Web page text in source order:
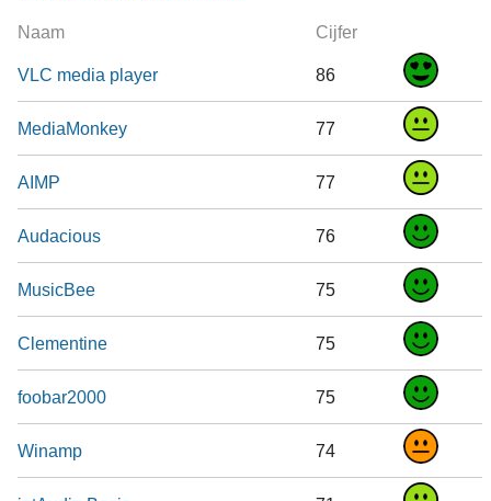
Naam Cijfer
VLC media player 86
MediaMonkey 77
AIMP 77
Audacious 76
MusicBee 75
Clementine 75
foobar2000 75
Winamp 74